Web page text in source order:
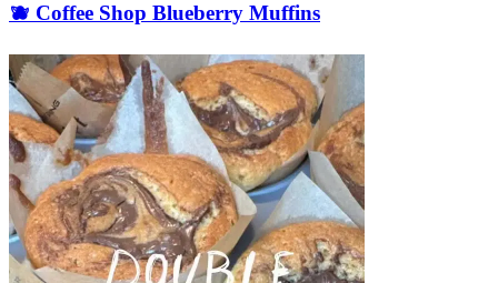
🫐 Coffee Shop Blueberry Muffins